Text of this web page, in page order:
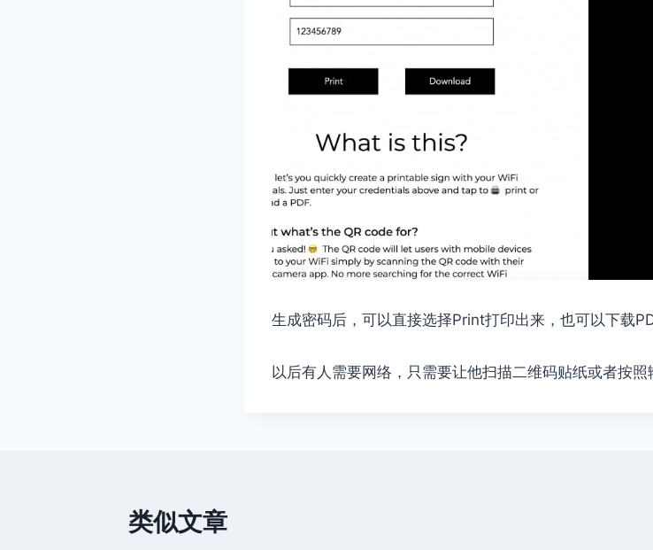
生成密码后，可以直接选择Print打印出来，也可以下载
以后有人需要网络，只需要让他扫描二维码贴纸或者按
类似文章